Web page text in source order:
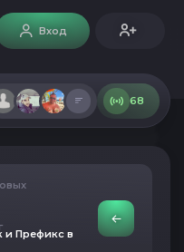
Вход
68
и Префикс в